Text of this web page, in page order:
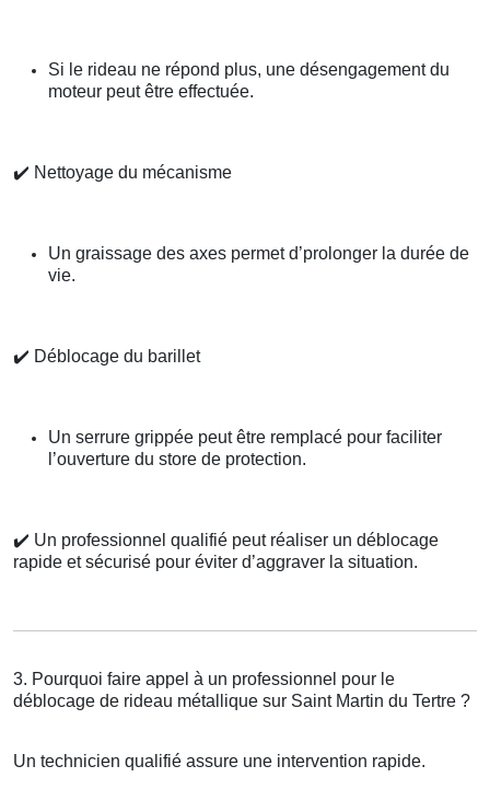
Si le rideau ne répond plus, une désengagement du
moteur peut être effectuée.
✔️ Nettoyage du mécanisme
Un graissage des axes permet d’prolonger la durée de
vie.
✔️ Déblocage du barillet
Un serrure grippée peut être remplacé pour faciliter
l’ouverture du store de protection.
✔️ Un professionnel qualifié peut réaliser un déblocage
rapide et sécurisé pour éviter d’aggraver la situation.
3. Pourquoi faire appel à un professionnel pour le
déblocage de rideau métallique sur Saint Martin du Tertre ?
Un technicien qualifié assure une intervention rapide.